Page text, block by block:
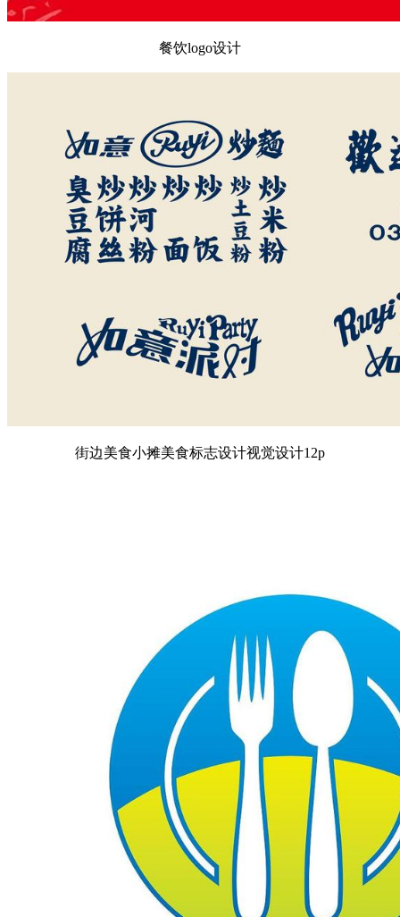
餐饮logo设计
街边美食小摊美食标志设计视觉设计12p